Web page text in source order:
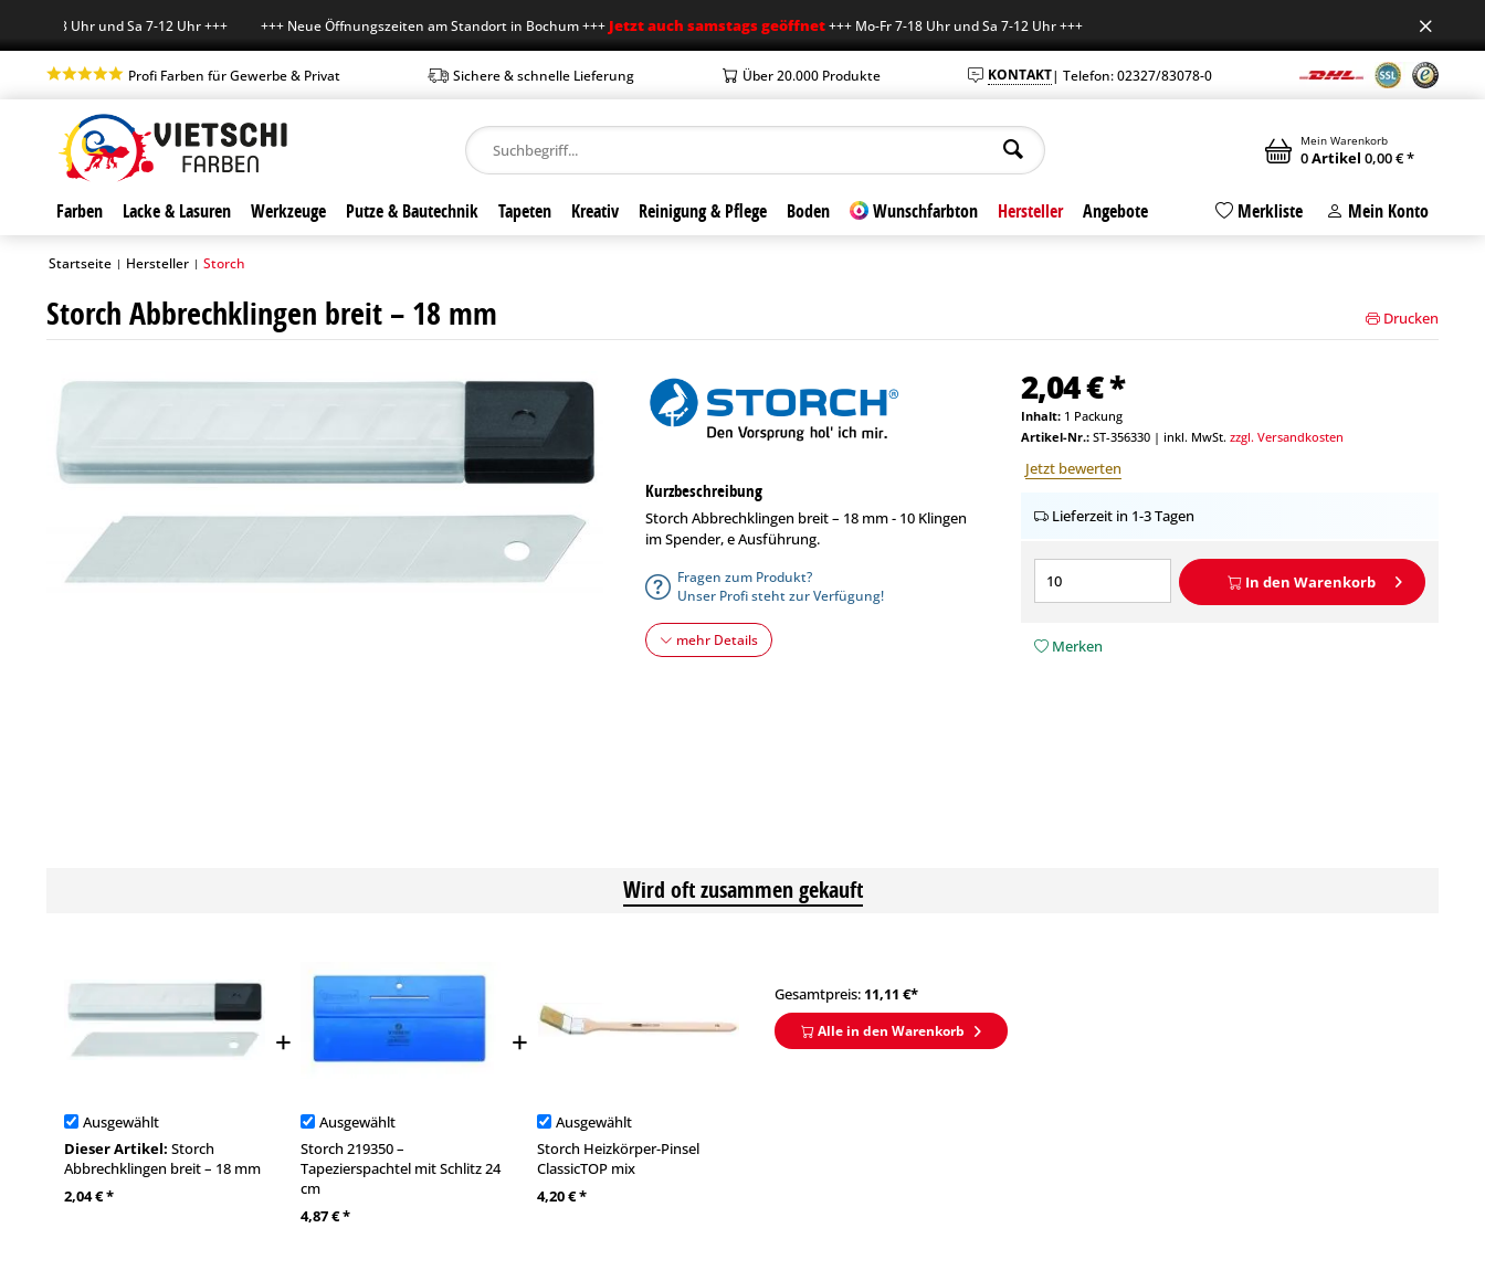
7-18 Uhr und Sa 7-12 Uhr +++ +++ Neue Öffnungszeiten am Standort in Bochum +++Jetzt auch samstags geöffnet+++ Mo-Fr 7-18 Uhr und Sa 7-12 Uhr +++
Profi Farben für Gewerbe & Privat Sichere & schnelle Lieferung Über 20.000 Produkte KONTAKT| Telefon: 02327/83078-0
Mein Warenkorb
0Artikel 0,00 € *
Farben Lacke & Lasuren Werkzeuge Putze & Bautechnik Tapeten Kreativ Reinigung & Pflege Boden Wunschfarbton Hersteller Angebote Merkliste Mein Konto
Startseite | Hersteller | Storch
Storch Abbrechklingen breit – 18 mm Drucken
Kurzbeschreibung
Storch Abbrechklingen breit – 18 mm - 10 Klingen
im Spender, e Ausführung.
Fragen zum Produkt?
Unser Profi steht zur Verfügung!
mehr Details
2,04 € *
Inhalt: 1 Packung
Artikel-Nr.: ST-356330| inkl. MwSt. zzgl. Versandkosten
Jetzt bewerten
Lieferzeit in 1-3 Tagen
In den Warenkorb
Merken
Wird oft zusammen gekauft
Ausgewählt
Dieser Artikel: Storch
Abbrechklingen breit – 18 mm
2,04 € *
Ausgewählt
Storch 219350 –
Tapezierspachtel mit Schlitz 24
cm
4,87 € *
Ausgewählt
Storch Heizkörper-Pinsel
ClassicTOP mix
4,20 € *
Gesamtpreis: 11,11 €*
Alle in den Warenkorb